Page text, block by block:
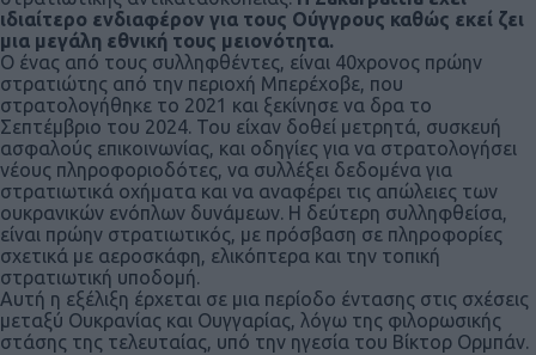
ιδιαίτερο ενδιαφέρον για τους Ούγγρους καθώς εκεί ζει
μια μεγάλη εθνική τους μειονότητα.
Ο ένας από τους συλληφθέντες, είναι 40χρονος πρώην
στρατιώτης από την περιοχή Μπερέχοβε, που
στρατολογήθηκε το 2021 και ξεκίνησε να δρα το
Σεπτέμβριο του 2024. Του είχαν δοθεί μετρητά, συσκευή
ασφαλούς επικοινωνίας, και οδηγίες για να στρατολογήσει
νέους πληροφοριοδότες, να συλλέξει δεδομένα για
στρατιωτικά οχήματα και να αναφέρει τις απώλειες των
ουκρανικών ενόπλων δυνάμεων. Η δεύτερη συλληφθείσα,
είναι πρώην στρατιωτικός, με πρόσβαση σε πληροφορίες
σχετικά με αεροσκάφη, ελικόπτερα και την τοπική
στρατιωτική υποδομή.
Αυτή η εξέλιξη έρχεται σε μια περίοδο έντασης στις σχέσεις
μεταξύ Ουκρανίας και Ουγγαρίας, λόγω της φιλορωσικής
στάσης της τελευταίας, υπό την ηγεσία του Βίκτορ Ορμπάν.